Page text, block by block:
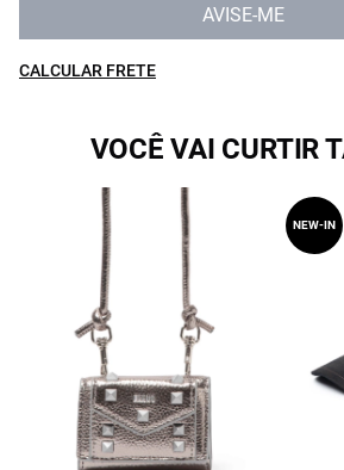
AVISE-ME
CALCULAR FRETE
VOCÊ VAI CURTIR
NEW-IN